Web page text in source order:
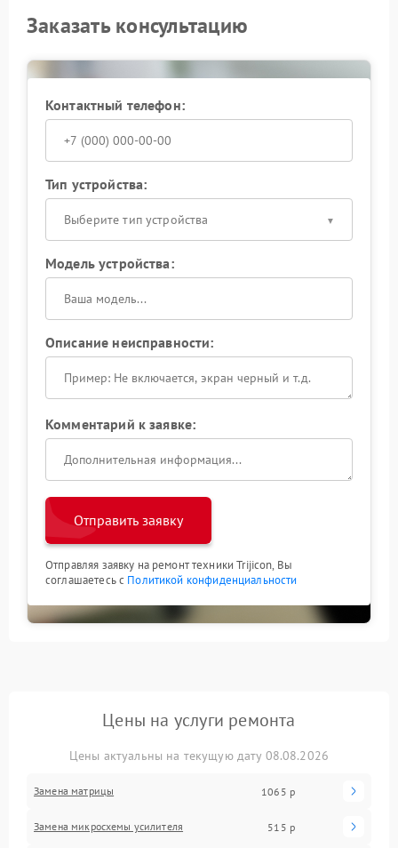
Заказать консультацию
Контактный телефон:
Тип устройства:
Выберите тип устройства
Модель устройства:
Описание неисправности:
Комментарий к заявке:
Отправить заявку
Отправляя заявку на ремонт техники Trijicon, Вы
соглашаетесь с Политикой конфиденциальности
Цены на услуги ремонта
Цены актуальны на текущую дату 08.08.2026
Замена матрицы 1065 р
Замена микросхемы усилителя 515 р